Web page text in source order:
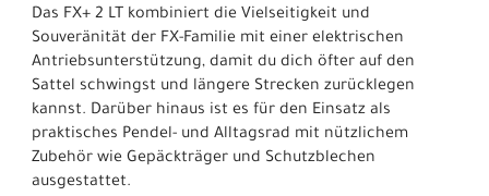
Das FX+ 2 LT kombiniert die Vielseitigkeit und
Souveränität der FX-Familie mit einer elektrischen
Antriebsunterstützung, damit du dich öfter auf den
Sattel schwingst und längere Strecken zurücklegen
kannst. Darüber hinaus ist es für den Einsatz als
praktisches Pendel- und Alltagsrad mit nützlichem
Zubehör wie Gepäckträger und Schutzblechen
ausgestattet.